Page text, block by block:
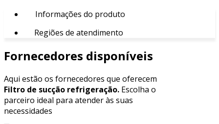
Informações do produto
Regiões de atendimento
Fornecedores disponíveis
Aqui estão os fornecedores que oferecem
Filtro de sucção refrigeração. Escolha o
parceiro ideal para atender às suas
necessidades